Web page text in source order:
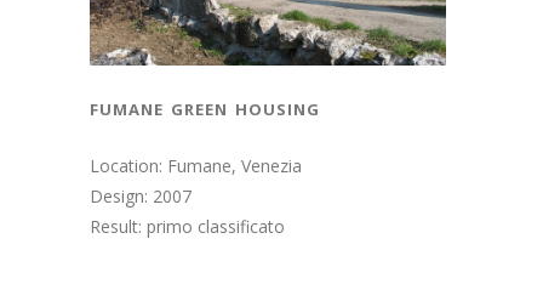
fumane green housing
Location: Fumane, Venezia
Design: 2007
Result: primo classificato